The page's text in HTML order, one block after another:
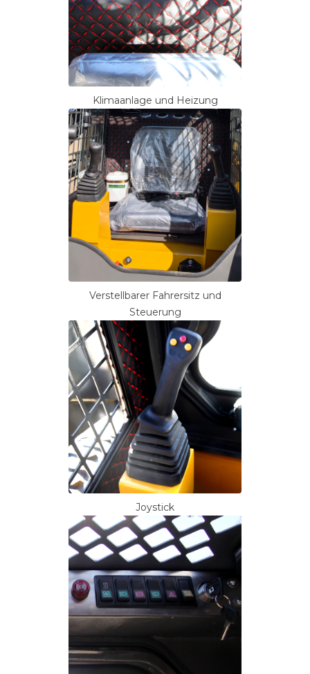
Klimaanlage und Heizung
Verstellbarer Fahrersitz und
Steuerung
Joystick